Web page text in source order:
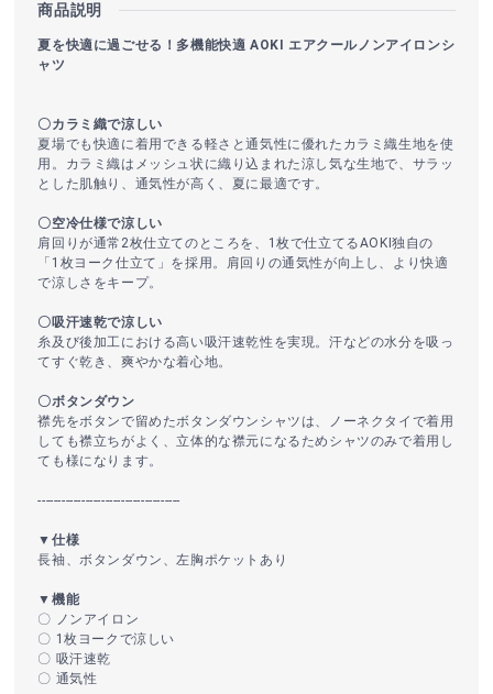
商品説明
夏を快適に過ごせる！多機能快適 AOKI エアクールノンアイロンシ
ャツ
〇カラミ織で涼しい
夏場でも快適に着用できる軽さと通気性に優れたカラミ織生地を使
用。カラミ織はメッシュ状に織り込まれた涼し気な生地で、サラッ
とした肌触り、通気性が高く、夏に最適です。
〇空冷仕様で涼しい
肩回りが通常2枚仕立てのところを、1枚で仕立てるAOKI独自の
「1枚ヨーク仕立て」を採用。肩回りの通気性が向上し、より快適
で涼しさをキープ。
〇吸汗速乾で涼しい
糸及び後加工における高い吸汗速乾性を実現。汗などの水分を吸っ
てすぐ乾き、爽やかな着心地。
〇ボタンダウン
襟先をボタンで留めたボタンダウンシャツは、ノーネクタイで着用
しても襟立ちがよく、立体的な襟元になるためシャツのみで着用し
ても様になります。
------------------------------------
▼仕様
長袖、ボタンダウン、左胸ポケットあり
▼機能
〇 ノンアイロン
〇 1枚ヨークで涼しい
〇 吸汗速乾
〇 通気性